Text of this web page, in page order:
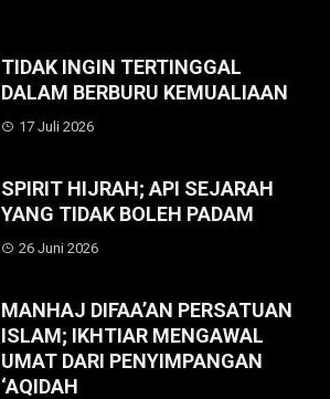
TIDAK INGIN TERTINGGAL
DALAM BERBURU KEMUALIAAN
17 Juli 2026
SPIRIT HIJRAH; API SEJARAH
YANG TIDAK BOLEH PADAM
26 Juni 2026
MANHAJ DIFAA’AN PERSATUAN
ISLAM; IKHTIAR MENGAWAL
UMAT DARI PENYIMPANGAN
‘AQIDAH